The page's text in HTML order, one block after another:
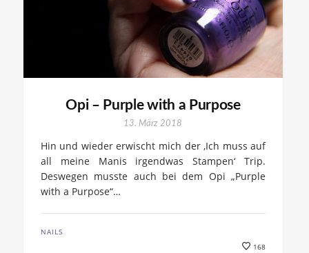
Opi – Purple with a Purpose
13. März 2018
Hin und wieder erwischt mich der ‚Ich muss auf
all meine Manis irgendwas Stampen‘ Trip.
Deswegen musste auch bei dem Opi „Purple
with a Purpose“…
NAILS
168